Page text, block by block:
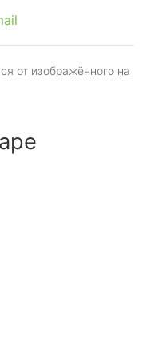
от изображённого на